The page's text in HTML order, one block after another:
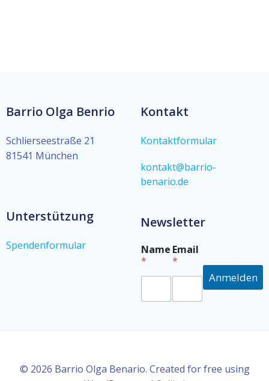
Barrio Olga Benrio
Schlierseestraße 21
81541 München
Kontakt
Kontaktformular
kontakt@barrio-
benario.de
Unterstützung
Spendenformular
Newsletter
N
a
m
a
m
Name
*
Email
*
Anmelden
© 2026 Barrio Olga Benario. Created for free using